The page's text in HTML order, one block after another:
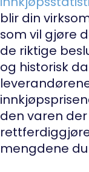
blir din
som vil gjøre
de riktige
og historisk
den varen
mengdene